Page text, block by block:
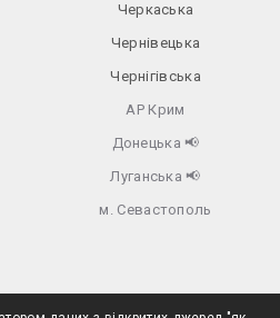
Черкаська
Чернівецька
Чернігівська
АР Крим
Донецька 📢
Луганська 📢
м. Севастополь